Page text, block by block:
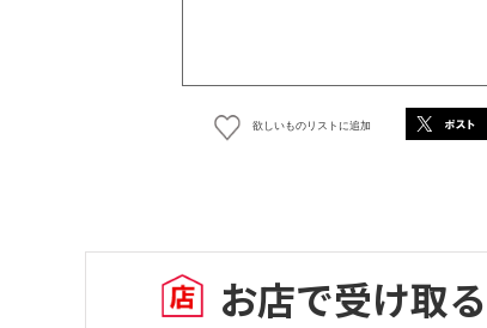
欲しいものリストに追加
お店で受け取る